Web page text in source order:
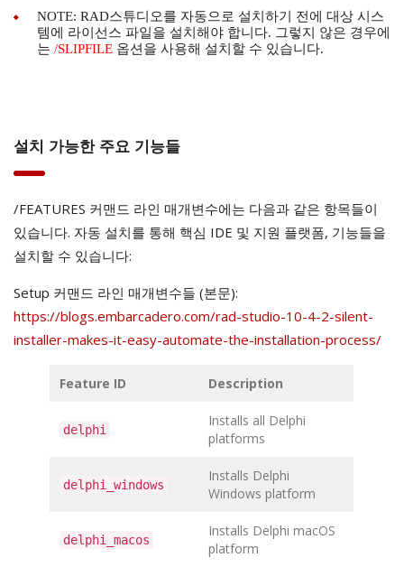
NOTE: RAD스튜디오를 자동으로 설치하기 전에 대상 시스
템에 라이선스 파일을 설치해야 합니다. 그렇지 않은 경우에
는 /SLIPFILE 옵션을 사용해 설치할 수 있습니다.
설치 가능한 주요 기능들
/FEATURES 커맨드 라인 매개변수에는 다음과 같은 항목들이
있습니다. 자동 설치를 통해 핵심 IDE 및 지원 플랫폼, 기능들을
설치할 수 있습니다:
Setup 커맨드 라인 매개변수들 (본문):
https://blogs.embarcadero.com/rad-studio-10-4-2-silent-
installer-makes-it-easy-automate-the-installation-process/
Feature ID Description
delphi
Installs all Delphi
platforms
delphi_windows
Installs Delphi
Windows platform
delphi_macos
Installs Delphi macOS
platform